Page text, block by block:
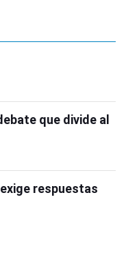
que divide al
respuestas